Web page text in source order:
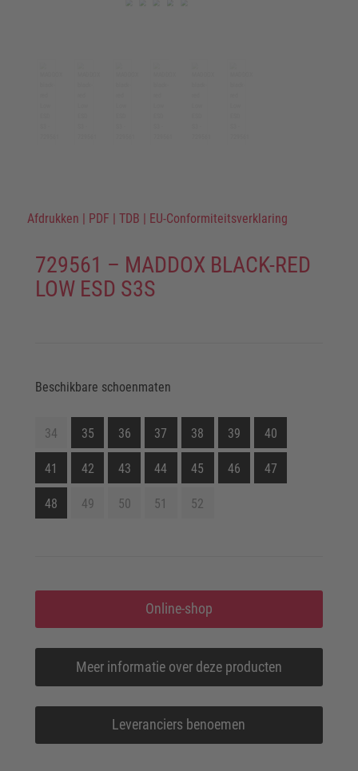
Afdrukken | PDF | TDB | EU-Conformiteitsverklaring
729561 – MADDOX BLACK-RED
LOW ESD S3S
Beschikbare schoenmaten
34 35 36 37 38 39 40
41 42 43 44 45 46 47
48 49 50 51 52
Online-shop
Meer informatie over deze producten
Leveranciers benoemen